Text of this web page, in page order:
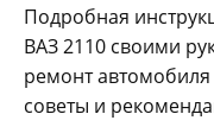
Подробная
ВАЗ 2110 своими
ремонт
советы и